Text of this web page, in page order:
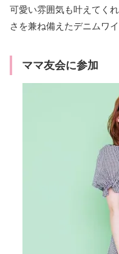
可愛い雰囲気も叶えてく
さを兼ね備えたデニムワ
ママ友会に参加